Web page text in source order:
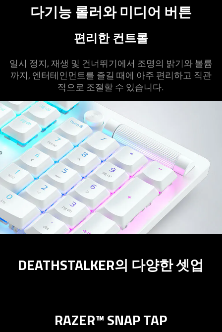
다기능 롤러와 미디어 버튼
편리한 컨트롤
일시 정지, 재생 및 건너뛰기에서 조명의 밝기와 볼륨
까지, 엔터테인먼트를 즐길 때에 아주 편리하고 직관
적으로 조절할 수 있습니다.
DEATHSTALKER의 다양한 셋업
RAZER™ SNAP TAP